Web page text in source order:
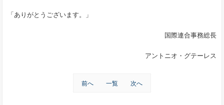
「ありがとうございます。」
国際連合事務総長
アントニオ・グテーレス
前へ 一覧 次へ